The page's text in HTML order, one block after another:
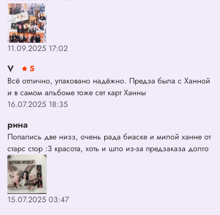
При покупке данного альбома до 23.05.2025г
отмене и возврату товар не подлежит, так как он
является конкурсным
11.09.2025 17:02
V
5
Всё отлично, упаковано надёжно. Предза была с Ханной
и в самом альбоме тоже сет карт Ханны
16.07.2025 18:35
рина
Попались две низз, очень рада биаске и милой ханне от
старс стор :3 красота, хоть и шло из-за предзаказа долго
15.07.2025 03:47